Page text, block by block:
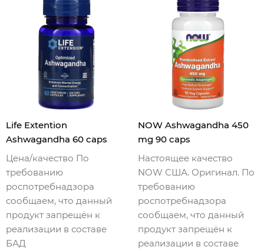
Life Extention
Ashwagandha 60 caps
Цена/качество По
требованию
роспотребнадзора
сообщаем, что данный
продукт запрещён к
реализации в составе
БАД
NOW Ashwagandha 450
mg 90 caps
Настоящее качество
NOW США. Оригинал. По
требованию
роспотребнадзора
сообщаем, что данный
продукт запрещён к
реализации в составе